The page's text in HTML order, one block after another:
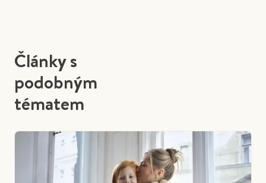
Články s
podobným
tématem